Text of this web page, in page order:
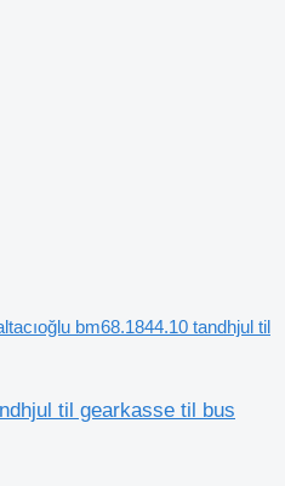
bm68.1844.10 tandhjul til
til gearkasse til bus